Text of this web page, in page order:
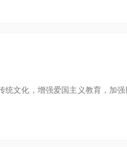
文化，增强爱国主义教育，加